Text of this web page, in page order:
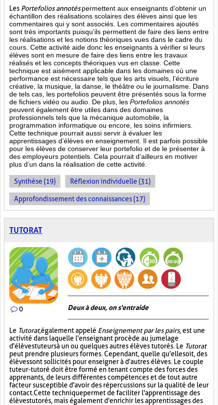
Les Portefolios annotés permettent aux enseignants d’obtenir un
échantillon des réalisations scolaires des élèves ainsi que les
commentaires qui y sont associés. Les commentaires ajoutés
sont très importants puisqu’ils permettent de faire des liens entre
les réalisations et les notions théoriques vues dans le cadre du
cours. Cette activité aide donc les enseignants à vérifier si leurs
élèves sont en mesure de faire des liens entre les travaux
réalisés et les concepts théoriques vus en classe. Cette
technique est aisément applicable dans les domaines où une
performance est nécessaire tels que les arts visuels, l’écriture
créative, la musique, la danse, le théâtre ou le journalisme. Dans
de tels cas, les portefolios peuvent être présentés sous la forme
de fichiers vidéo ou audio. De plus, les Portefolios annotés
peuvent également être utiles dans des domaines
professionnels tels que la mécanique automobile, la
programmation informatique ou encore, les soins infirmiers.
Cette technique pourrait aussi servir à évaluer les
apprentissages d’élèves en enseignement. Il est parfois possible
pour les élèves de conserver leur portefolio et de le présenter à
des employeurs potentiels. Cela pourrait d’ailleurs en motiver
plus d’un dans la réalisation de cette activité.
Synthèse (19) Réflexion individuelle (31)
Approfondissement des connaissances (17)
TUTORAT
0 Deux à deux, on s'entraide
Le Tutorat, également appelé Enseignement par les pairs, est une
activité dans laquelle l'enseignant procède au jumelage
d'élèves tuteurs à un ou quelques autres élèves tutorés. Le Tutorat
peut prendre plusieurs formes. Cependant, quelle qu'elle soit, des
élèves sont sollicités pour enseigner à d'autres élèves. Le couple
tuteur-tutoré doit être formé en tenant compte des forces des
apprenants, de leurs différentes compétences et de tout autre
facteur susceptible d'avoir des répercussions sur la qualité de leur
contact. Cette technique permet de faciliter l'apprentissage des
élèves tutorés, mais également d'enrichir les apprentissages des